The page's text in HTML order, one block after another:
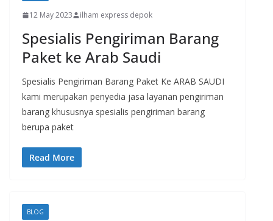
12 May 2023 ilham express depok
Spesialis Pengiriman Barang
Paket ke Arab Saudi
Spesialis Pengiriman Barang Paket Ke ARAB SAUDI
kami merupakan penyedia jasa layanan pengiriman
barang khususnya spesialis pengiriman barang
berupa paket
Read More
BLOG